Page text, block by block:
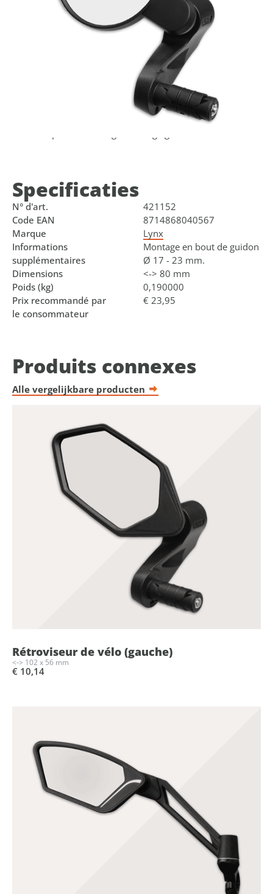
Ce rétroviseur rond de Lynx pour vélo a une surface
réfléchissante de pas moins de 80 millimètres grâce à son
bord fin. Le rétroviseur peut être monté dans des tubes de
guidon dont le diamètre intérieur de l'extrémité du guidon
est compris entre 17 et 23 millimètres. En outre, le
rétroviseur est doté d'une lentille incassable et résistante
aux rayures, avec un revêtement antireflet. L'élégant bras
du rétroviseur est réglable et facile à replier à l'intérieur
lorsqu'il n'est pas utilisé. Une clé Allen est fournie en
Specificaties
N° d'art.
421152
Code EAN
8714868040567
Marque
Lynx
Informations
supplémentaires
Montage en bout de guidon
Ø 17 - 23 mm.
Dimensions
<-> 80 mm
Poids (kg)
0,190000
Prix recommandé par
le consommateur
€ 23,95
Produits connexes
Alle vergelijkbare producten
Rétroviseur de vélo (gauche)
<-> 102 x 56 mm
€ 10,14